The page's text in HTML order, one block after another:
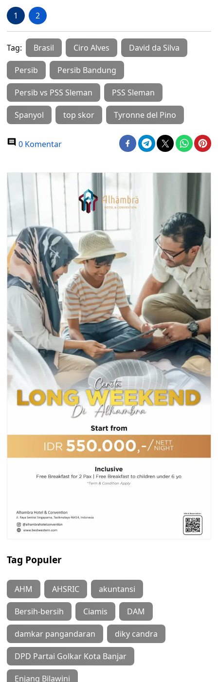
1 2
Tag: Brasil Ciro Alves David da Silva
Persib Persib Bandung
Persib vs PSS Sleman PSS Sleman
Spanyol top skor Tyronne del Pino
0 Komentar
Tag Populer
AHM AHSRIC akuntansi
Bersih-bersih Ciamis DAM
damkar pangandaran diky candra
DPD Partai Golkar Kota Banjar
Enjang Bilawini